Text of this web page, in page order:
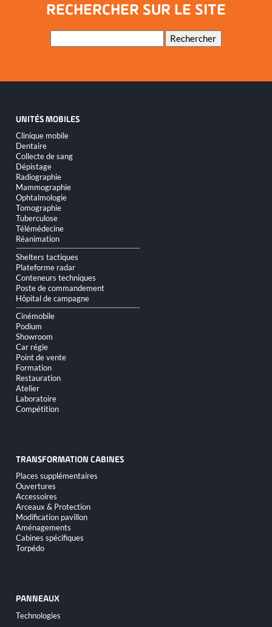
RECHERCHER SUR LE SITE
Mots-
Rechercher
UNITÉS MOBILES
Aller
au
contenu
Clinique mobile
Dentaire
Collecte de sang
Dépistage
Radiographie
Mammographie
Ophtalmologie
Tomographie
Tuberculose
Télémédecine
Réanimation
Shelters tactiques
Plateforme radar
Conteneurs techniques
Poste de commandement
Hôpital de campagne
Cinémobile
Podium
Showroom
Car régie
Point de vente
Formation
Restauration
Atelier
Laboratoire
Compétition
TRANSFORMATION CABINES
Aller
au
contenu
Places supplémentaires
Ouvertures
Accessoires
Arceaux & Protection
Modification pavillon
Aménagements
Cabines spécifiques
Torpédo
PANNEAUX
Aller
au
Technologies